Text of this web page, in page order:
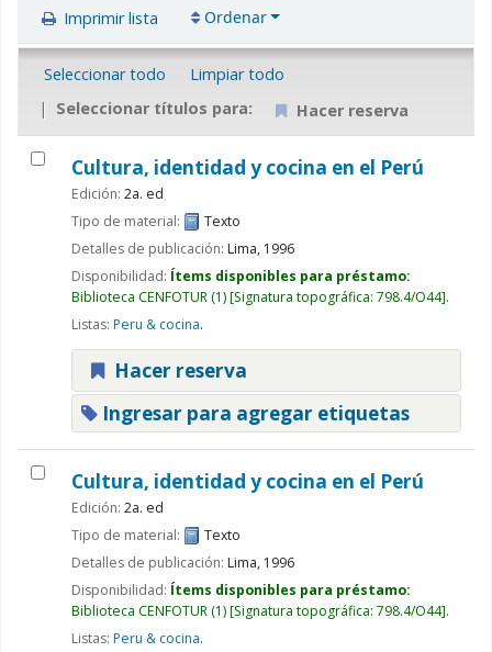
Imprimir lista
Ordenar
Seleccionar todo
Limpiar todo
Seleccionar títulos para:
Hacer reserva
Cultura, identidad y cocina en el Perú
Edición: 2a. ed
Tipo de material:
Texto
Detalles de publicación: Lima, 1996
Disponibilidad: Ítems disponibles para préstamo:
Biblioteca CENFOTUR (1) Signatura topográfica: 798.4/O44 .
Listas: Peru & cocina.
Hacer reserva
Ingresar para agregar etiquetas
Cultura, identidad y cocina en el Perú
Edición: 2a. ed
Tipo de material:
Texto
Detalles de publicación: Lima, 1996
Disponibilidad: Ítems disponibles para préstamo:
Biblioteca CENFOTUR (1) Signatura topográfica: 798.4/O44 .
Listas: Peru & cocina.